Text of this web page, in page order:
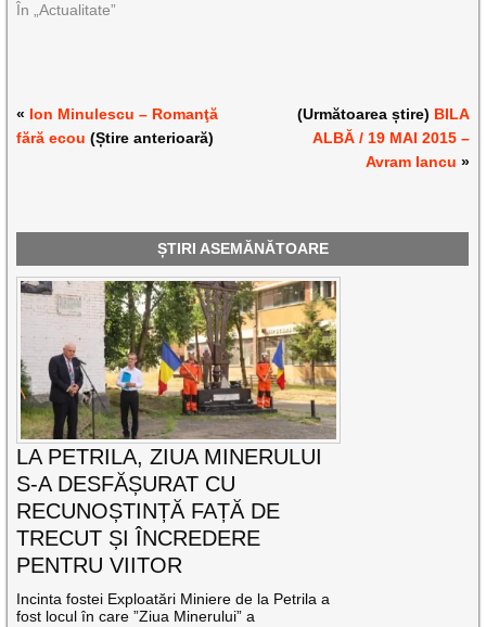
În „Actualitate”
« Ion Minulescu – Romanţă
fără ecou (Știre anterioară)
(Următoarea știre) BILA
ALBĂ / 19 MAI 2015 –
Avram Iancu »
ȘTIRI ASEMĂNĂTOARE
LA PETRILA, ZIUA MINERULUI
S-A DESFĂȘURAT CU
RECUNOȘTINȚĂ FAȚĂ DE
TRECUT ȘI ÎNCREDERE
PENTRU VIITOR
Incinta fostei Exploatări Miniere de la Petrila a
fost locul în care ”Ziua Minerului” a